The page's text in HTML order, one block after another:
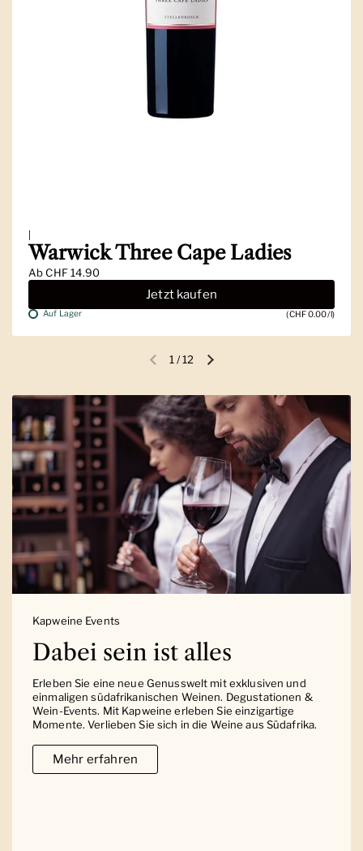
|
Warwick Three Cape Ladies
AbCHF 14.90
Jetzt kaufen
Auf Lager (CHF 0.00/l)
Vorherige FolieNächste Folie
1 /12
Kapweine Events
Dabei sein ist alles
Erleben Sie eine neue Genusswelt mit exklusiven und
einmaligen südafrikanischen Weinen. Degustationen &
Wein-Events. Mit Kapweine erleben Sie einzigartige
Momente. Verlieben Sie sich in die Weine aus Südafrika.
Mehr erfahren